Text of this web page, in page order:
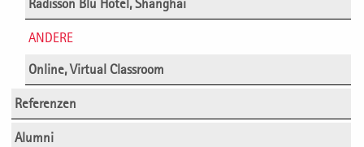
ANDERE
Online, Virtual Classroom
Referenzen
Alumni